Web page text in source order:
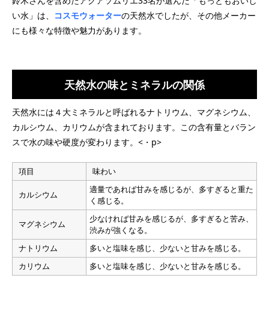
い水」は、
コスモウォーターの天然水でしたが、その他メーカー
にも様々な特徴や魅力があります。
天然水の味とミネラルの関係
天然水には４大ミネラルと呼ばれるナトリウム、マグネシウム、
カルシウム、カリウムが含まれております。この含有量とバラン
スで水の味や硬度が変わります。<・p>
項目 味わい
カルシウム
適量であれば甘みを感じるが、多すぎると重た
く感じる。
マグネシウム
少なければ甘みを感じるが、多すぎると苦み、
渋みが強くなる。
ナトリウム
多いと塩味を感じ、少ないと甘みを感じる。
カリウム
多いと塩味を感じ、少ないと甘みを感じる。